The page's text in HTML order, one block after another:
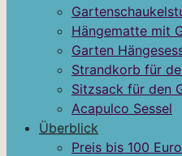
Hängematte mit
Garten
Strandkorb für
Sitzsack für den
Acapulco Sessel
Überblick
Preis bis 100 Euro